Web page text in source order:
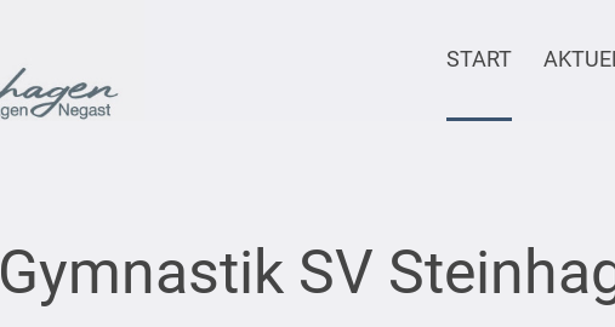
START
Gymnastik SV